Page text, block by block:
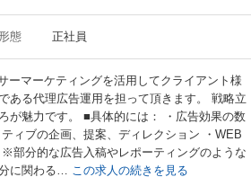
態 正社員
ーマーケティングを活用してクライアント様
ある代理広告運用を担って頂きます。 戦略立
が魅力です。 ■具体的には： ・広告効果の数
ィブの企画、提案、ディレクション ・WEB
部分的な広告入稿やレポーティングのような
に関わる… この求人の続きを見る